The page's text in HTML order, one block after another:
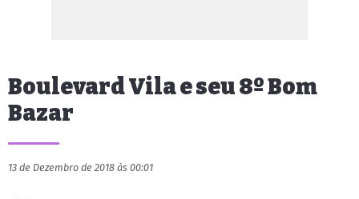
Boulevard Vila e seu 8º Bom
Bazar
13 de Dezembro de 2018 às 00:01